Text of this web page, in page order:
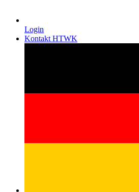
Login
Kontakt HTWK